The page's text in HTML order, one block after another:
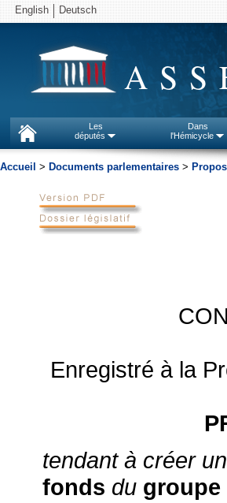
English Deutsch
Les
députés
Dans
l'Hémicycle
Accueil > Documents parlementaires >
Enregistré à la
tendant à créer
fonds du groupe